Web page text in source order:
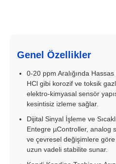
Genel Özellikler
0-20 ppm Aralığında
HCl gibi korozif ve toksik
elektro-kimyasal sensör
kesintisiz izleme sağlar.
Dijital Sinyal İşleme ve
Entegre µController, analog
ve çevresel değişimlere
uzun vadeli stabilite sunar.